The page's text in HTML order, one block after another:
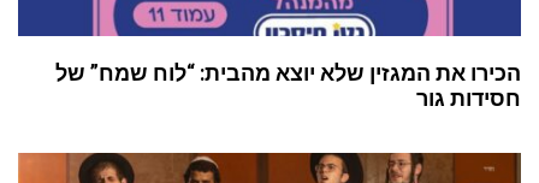
הכירו את המגזין שלא יוצא מהבית: “לוח שמח” של
חסידות גור